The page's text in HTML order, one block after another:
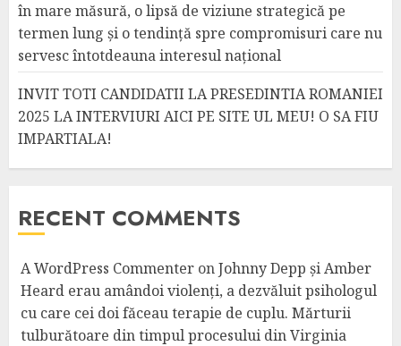
în mare măsură, o lipsă de viziune strategică pe
termen lung și o tendință spre compromisuri care nu
servesc întotdeauna interesul național
INVIT TOTI CANDIDATII LA PRESEDINTIA ROMANIEI
2025 LA INTERVIURI AICI PE SITE UL MEU! O SA FIU
IMPARTIALA!
RECENT COMMENTS
A WordPress Commenter onJohnny Depp și Amber
Heard erau amândoi violenți, a dezvăluit psihologul
cu care cei doi făceau terapie de cuplu. Mărturii
tulburătoare din timpul procesului din Virginia